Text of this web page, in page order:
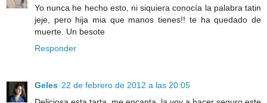
Yo nunca he hecho esto, ni siquiera conocía la palabra tatin
jeje, pero hija mia que manos tienes!! te ha quedado de
muerte. Un besote
Responder
Geles 22 de febrero de 2012 a las 20:05